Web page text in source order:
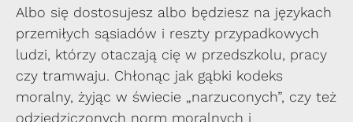
Albo się dostosujesz albo będziesz na językach
przemiłych sąsiadów i reszty przypadkowych
ludzi, którzy otaczają cię w przedszkolu, pracy
czy tramwaju. Chłonąc jak gąbki kodeks
moralny, żyjąc w świecie „narzuconych”, czy też
odziedziczonych norm moralnych i